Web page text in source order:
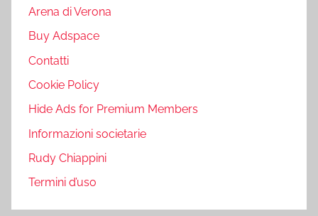
Arena di Verona
Buy Adspace
Contatti
Cookie Policy
Hide Ads for Premium Members
Informazioni societarie
Rudy Chiappini
Termini d’uso